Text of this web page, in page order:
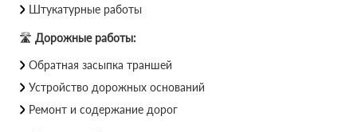
Штукатурные работы
🛣 Дорожные работы:
Обратная засыпка траншей
Устройство дорожных оснований
Ремонт и содержание дорог